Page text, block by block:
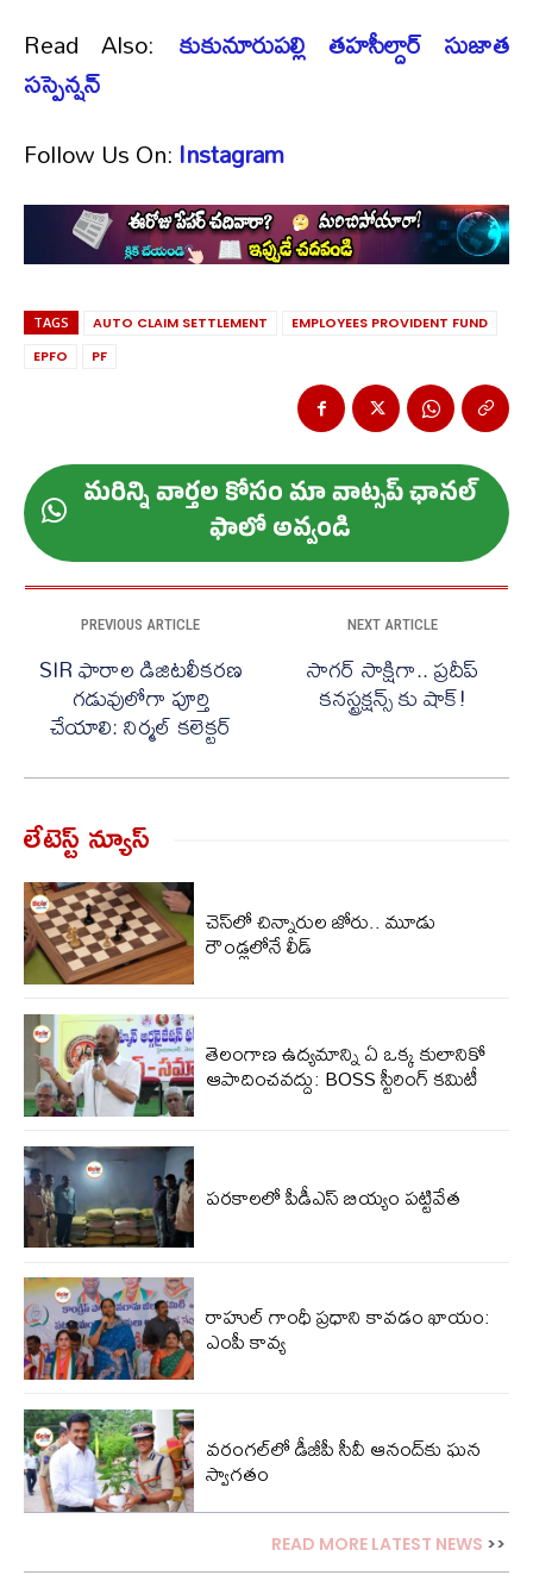
Read Also: కుకునూరుపల్లి తహసీల్దార్ సుజాత
సస్పెన్షన్
Follow Us On:Instagram
TAGS AUTO CLAIM SETTLEMENT
EMPLOYEES PROVIDENT FUND
EPFO
PF
మ‌రిన్ని వార్త‌ల కోసం మా వాట్స‌ప్ ఛాన‌ల్
ఫాలో అవ్వండి
PREVIOUS ARTICLE
SIR ఫారాల డిజిటలీకరణ
గడువులోగా పూర్తి
చేయాలి: నిర్మల్ కలెక్టర్
NEXT ARTICLE
సాగర్ సాక్షిగా.. ప్రదీప్
కనస్ట్రక్షన్స్ కు షాక్!
లేటెస్ట్ న్యూస్‌
చెస్‌లో చిన్నారుల జోరు.. మూడు
రౌండ్లలోనే లీడ్
తెలంగాణ ఉద్యమాన్ని ఏ ఒక్క కులానికో
ఆపాదించవద్దు: BOSS స్టీరింగ్ కమిటీ
పరకాలలో పీడీఎస్‌ బియ్యం పట్టివేత
రాహుల్ గాంధీ ప్రధాని కావడం ఖాయం:
ఎంపీ కావ్య
వరంగల్‌లో డీజీపీ సీవీ ఆనంద్‌కు ఘన
స్వాగతం
READ MORE LATEST NEWS >>